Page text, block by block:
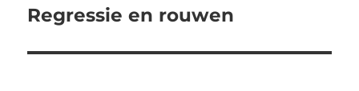
Volgend
Regressie en rouwen